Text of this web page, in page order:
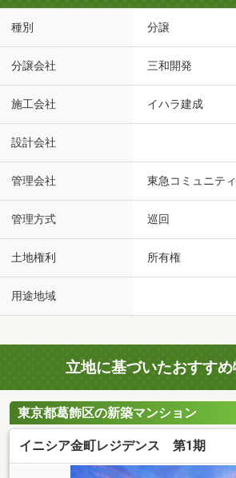
種別 分譲
分譲会社 三和開発
施工会社 イハラ建成
設計会社
管理会社 東急コミュニテ
管理方式 巡回
土地権利 所有権
用途地域
立地に基づいたおすす
東京都葛飾区の新築マンション
イニシア金町レジデンス 第1期